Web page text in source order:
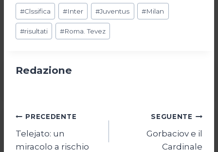
Tag
articolo:
#Clssifica #Inter #Juventus #Milan
#risultati #Roma. Tevez
Redazione
Navigazione
articoli
PRECEDENTE
Telejato: un
miracolo a rischio
SEGUENTE
Gorbaciov e il
Cardinale